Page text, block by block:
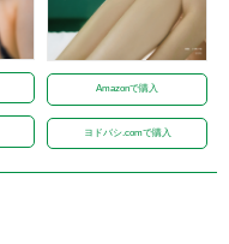
Amazonで購入
ヨドバシ.comで購入